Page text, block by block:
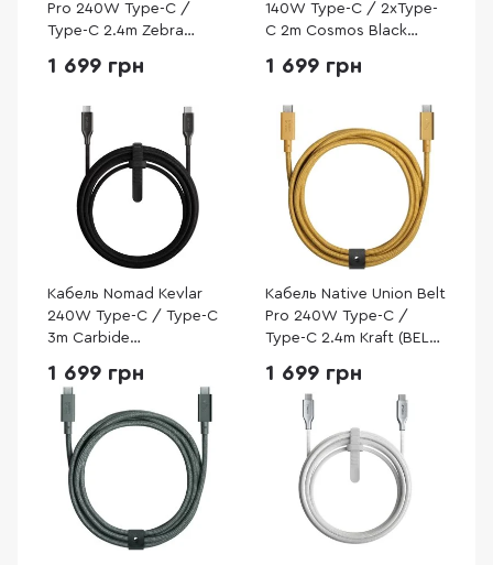
Pro 240W Type-C /
Type-C 2.4m Zebra
1 699 грн
140W Type-C / 2xType-
C 2m Cosmos Black
1 699 грн
Кабель Nomad Kevlar
240W Type-C / Type-C
3m Carbide
1 699 грн
Кабель Native Union Belt
Pro 240W Type-C /
Type-C 2.4m Kraft (BELT-
1 699 грн